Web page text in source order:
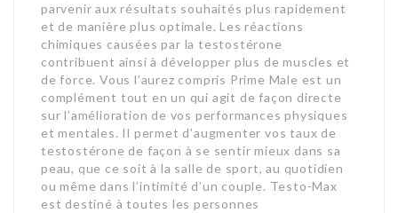
parvenir aux résultats souhaités plus rapidement
et de manière plus optimale. Les réactions
chimiques causées par la testostérone
contribuent ainsi à développer plus de muscles et
de force. Vous l’aurez compris Prime Male est un
complément tout en un qui agit de façon directe
sur l’amélioration de vos performances physiques
et mentales. Il permet d’augmenter vos taux de
testostérone de façon à se sentir mieux dans sa
peau, que ce soit à la salle de sport, au quotidien
ou même dans l’intimité d’un couple. Testo-Max
est destiné à toutes les personnes